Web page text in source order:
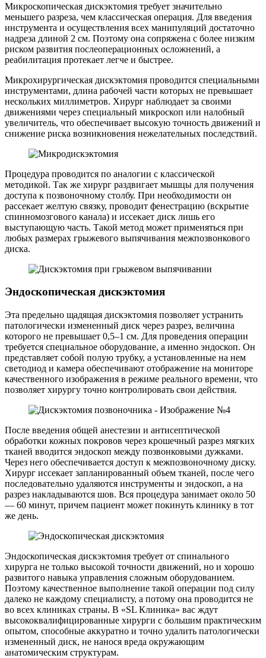
Микроскопическая дискэктомия требует значительно
меньшего разреза, чем классическая операция. Для введения
инструмента и осуществления всех манипуляций достаточно
надреза длиной 2 см. Поэтому она сопряжена с более низким
риском развития послеоперационных осложнений, а
реабилитация протекает легче и быстрее.
Микрохирургическая дискэктомия проводится специальными
инструментами, длина рабочей части которых не превышает
нескольких миллиметров. Хирург наблюдает за своими
движениями через специальный микроскоп или налобный
увеличитель, что обеспечивает высокую точность движений и
снижение риска возникновения нежелательных последствий.
Процедура проводится по аналогии с классической
методикой. Так же хирург раздвигает мышцы для получения
доступа к позвоночному столбу. При необходимости он
рассекает желтую связку, проводит фенестрацию (вскрытие
спинномозгового канала) и иссекает диск лишь его
выступающую часть. Такой метод может применяться при
любых размерах грыжевого выпячивания межпозвонкового
диска.
Эндоскопическая дискэктомия
Эта предельно щадящая дискэктомия позволяет устранить
патологически измененный диск через разрез, величина
которого не превышает 0,5–1 см. Для проведения операции
требуется специальное оборудование, а именно эндоскоп. Он
представляет собой полую трубку, а установленные на нем
светодиод и камера обеспечивают отображение на мониторе
качественного изображения в режиме реального времени, что
позволяет хирургу точно контролировать свои действия.
После введения общей анестезии и антисептической
обработки кожных покровов через крошечный разрез мягких
тканей вводится эндоскоп между позвонковыми дужками.
Через него обеспечивается доступ к межпозвоночному диску.
Хирург иссекает запланированный объем тканей, после чего
последовательно удаляются инструменты и эндоскоп, а на
разрез накладываются шов. Вся процедура занимает около 50
— 60 минут, причем пациент может покинуть клинику в тот
же день.
Эндоскопическая дискэктомия требует от спинального
хирурга не только высокой точности движений, но и хорошо
развитого навыка управления сложным оборудованием.
Поэтому качественное выполнение такой операции под силу
далеко не каждому специалисту, а потому она проводится не
во всех клиниках страны. В «SL Клиника» вас ждут
высококвалифицированные хирурги с большим практическим
опытом, способные аккуратно и точно удалить патологически
измененный диск, не нанося вреда окружающим
анатомическим структурам.